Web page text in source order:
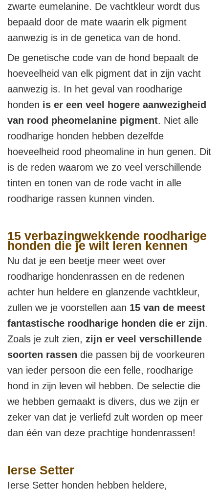
zwarte eumelanine. De vachtkleur wordt dus
bepaald door de mate waarin elk pigment
aanwezig is in de genetica van de hond.
De genetische code van de hond bepaalt de
hoeveelheid van elk pigment dat in zijn vacht
aanwezig is. In het geval van roodharige
honden is er een veel hogere aanwezigheid
van rood pheomelanine pigment. Niet alle
roodharige honden hebben dezelfde
hoeveelheid rood pheomaline in hun genen. Dit
is de reden waarom we zo veel verschillende
tinten en tonen van de rode vacht in alle
roodharige rassen kunnen vinden.
15 verbazingwekkende roodharige
honden die je wilt leren kennen
Nu dat je een beetje meer weet over
roodharige hondenrassen en de redenen
achter hun heldere en glanzende vachtkleur,
zullen we je voorstellen aan 15 van de meest
fantastische roodharige honden die er zijn.
Zoals je zult zien, zijn er veel verschillende
soorten rassen die passen bij de voorkeuren
van ieder persoon die een felle, roodharige
hond in zijn leven wil hebben. De selectie die
we hebben gemaakt is divers, dus we zijn er
zeker van dat je verliefd zult worden op meer
dan één van deze prachtige hondenrassen!
Ierse Setter
Ierse Setter honden hebben heldere,